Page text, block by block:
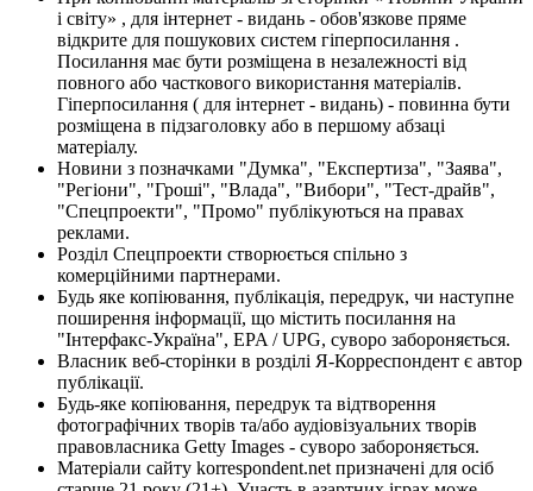
і світу» , для інтернет - видань - обов'язкове пряме
відкрите для пошукових систем гіперпосилання .
Посилання має бути розміщена в незалежності від
повного або часткового використання матеріалів.
Гіперпосилання ( для інтернет - видань) - повинна бути
розміщена в підзаголовку або в першому абзаці
матеріалу.
Новини з позначками "Думка", "Експертиза", "Заява",
"Регіони", "Гроші", "Влада", "Вибори", "Тест-драйв",
"Спецпроекти", "Промо" публікуються на правах
реклами.
Розділ Спецпроекти створюється спільно з
комерційними партнерами.
Будь яке копіювання, публікація, передрук, чи наступне
поширення інформації, що містить посилання на
"Інтерфакс-Україна", EPA / UPG, суворо забороняється.
Власник веб-сторінки в розділі Я-Корреспондент є автор
публікації.
Будь-яке копіювання, передрук та відтворення
фотографічних творів та/або аудіовізуальних творів
правовласника Getty Images - суворо забороняється.
Матеріали сайту korrespondent.net призначені для осіб